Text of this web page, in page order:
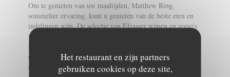
Het restaurant en zijn partners
gebruiken cookies op deze site,
Om te genieten van uw maaltijden, Matthew Ring,
sommelier ervaring, kunt u genieten van de beste eten en
indelingen wijn. De selectie van Elzasser wijnen en regio's
van Frankrijk zal beginners en meer genot voor de kenner.
Dus geen aarzeling meer. Geniet van een uniek moment in
ons bedrijf en ontdek meteen ons restaurant Stras', een
culinaire reis naar het hart van de wijk Petite France.